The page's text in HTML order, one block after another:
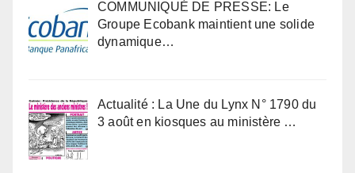
COMMUNIQUÉ DE PRESSE: Le
Groupe Ecobank maintient une solide
dynamique…
Actualité : La Une du Lynx N° 1790 du
3 août en kiosques au ministère …